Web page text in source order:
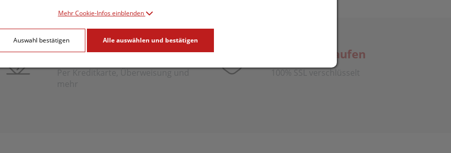
Bequem bezahlen
Per Kreditkarte, Überweisung und
mehr
Sicher einkaufen
100% SSL verschlüsselt
Mehr Cookie-Infos einblenden
Auswahl bestätigen Alle auswählen und bestätigen